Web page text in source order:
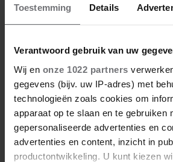
Toestemming Details
Verantwoord gebruik van uw
Wij en onze 1022 partners
gegevens (bijv. uw IP-adres) met
technologieën zoals cookies om
apparaat op te slaan en te gebruiken
gepersonaliseerde advertenties en
advertenties en content, inzicht in
productontwikkeling. U kunt kiezen